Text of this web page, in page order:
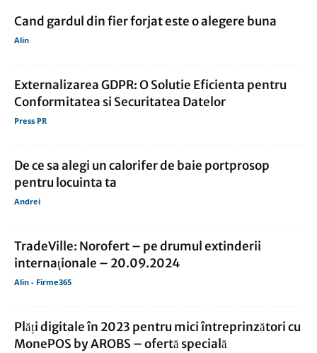
Cand gardul din fier forjat este o alegere buna
Alin
Externalizarea GDPR: O Solutie Eficienta pentru
Conformitatea si Securitatea Datelor
Press PR
De ce sa alegi un calorifer de baie portprosop
pentru locuinta ta
Andrei
TradeVille: Norofert – pe drumul extinderii
internaţionale – 20.09.2024
Alin - Firme365
Plăți digitale în 2023 pentru mici întreprinzători cu
MonePOS by AROBS – ofertă specială